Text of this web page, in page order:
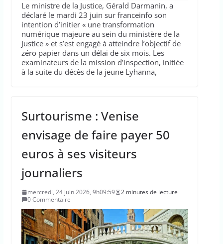
Le ministre de la Justice, Gérald Darmanin, a
déclaré le mardi 23 juin sur franceinfo son
intention d’initier « une transformation
numérique majeure au sein du ministère de la
Justice » et s’est engagé à atteindre l’objectif de
zéro papier dans un délai de six mois. Les
examinateurs de la mission d’inspection, initiée
à la suite du décès de la jeune Lyhanna,
Surtourisme : Venise
envisage de faire payer 50
euros à ses visiteurs
journaliers
mercredi, 24 juin 2026, 9h09:59
2 minutes de lecture
0 Commentaire